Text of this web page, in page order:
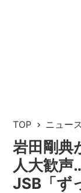
TOP ニュース
岩田剛典
人大歓声
JSB「ず